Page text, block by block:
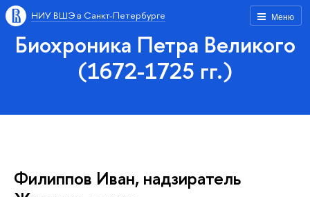
Меню
НИУ ВШЭ в Санкт-Петербурге
Биохроника Петра Великого
(1672-1725 гг.)
Филиппов Иван, надзиратель